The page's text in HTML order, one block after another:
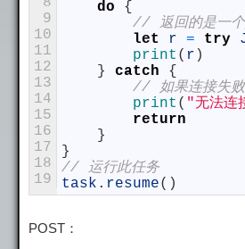
9
10
11
12
13
14
15
16
17
18
19
do
{
// 返回的是一
let
r = try
print ( r )
}
catch
{
// 如果连接失
print ( "无法连
return
}
}
// 运行此任务
task . resume( )
POST：